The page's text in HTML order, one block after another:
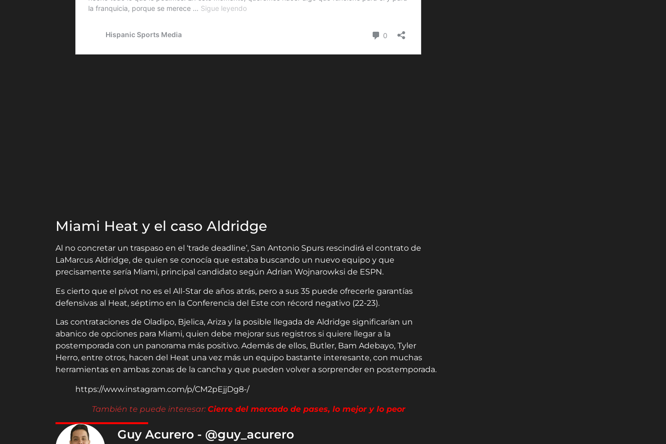
Miami Heat y el caso Aldridge
Al no concretar un traspaso en el ‘trade deadline’, San Antonio Spurs rescindirá el contrato de
LaMarcus Aldridge, de quien se conocía que estaba buscando un nuevo equipo y que
precisamente sería Miami, principal candidato según Adrian Wojnarowksi de ESPN.
Es cierto que el pívot no es el All-Star de años atrás, pero a sus 35 puede ofrecerle garantías
defensivas al Heat, séptimo en la Conferencia del Este con récord negativo (22-23).
Las contrataciones de Oladipo, Bjelica, Ariza y la posible llegada de Aldridge significarían un
abanico de opciones para Miami, quien debe mejorar sus registros si quiere llegar a la
postemporada con un panorama más positivo. Además de ellos, Butler, Bam Adebayo, Tyler
Herro, entre otros, hacen del Heat una vez más un equipo bastante interesante, con muchas
herramientas en ambas zonas de la cancha y que pueden volver a sorprender en postemporada.
https://www.instagram.com/p/CM2pEjjDg8-/
También te puede interesar: Cierre del mercado de pases, lo mejor y lo peor
Guy Acurero - @guy_acurero